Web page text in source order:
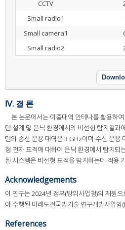
CCTV
Small radio1
Small camera1
Small radio2
Ⅳ. 결 론
본 논문에서는 이중대역 안테나를 활용하
템 설계 및 은닉 환경에서의 비선형 탐지결과
템의 송신 운용 대역은 3 GHz이며 수신 운용
형 전자 표적에 대하여 은닉 환경에서 탐지되
된 시스템은 비선형 표적을 탐지하는데 적용
Acknowledgements
이 연구는 2024년 정부(방위사업청)의 재원
아 수행된 미래도전국방기술 연구개발사업
References